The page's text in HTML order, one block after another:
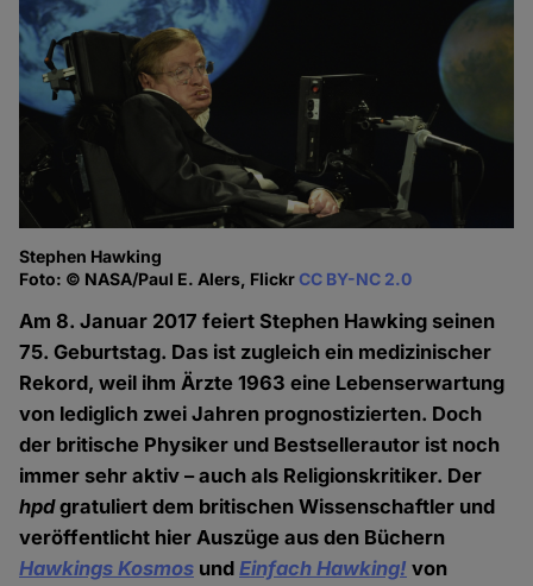
Stephen Hawking
Foto: © NASA/Paul E. Alers, FlickrCC BY-NC 2.0
Am 8. Januar 2017 feiert Stephen Hawking seinen
75. Geburtstag. Das ist zugleich ein medizinischer
Rekord, weil ihm Ärzte 1963 eine Lebenserwartung
von lediglich zwei Jahren prognostizierten. Doch
der britische Physiker und Bestsellerautor ist noch
immer sehr aktiv – auch als Religionskritiker. Der
hpdgratuliert dem britischen Wissenschaftler und
veröffentlicht hier Auszüge aus den Büchern
Hawkings Kosmos undEinfach Hawking! von